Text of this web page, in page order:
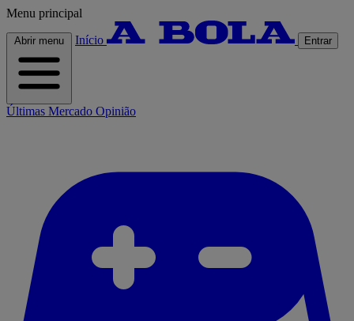
Menu principal
Abrir menu Início Entrar
Últimas Mercado Opinião